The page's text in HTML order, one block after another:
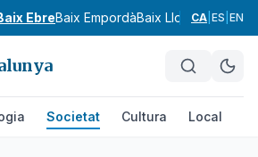
EbreBaix EmpordàBaix LlobregatBaix
CA ES EN
Societat Cultura Local